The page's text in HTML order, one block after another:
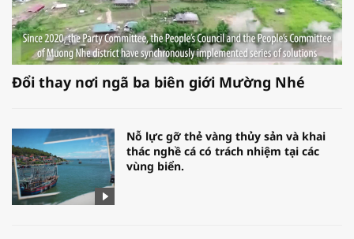
Đổi thay nơi ngã ba biên giới Mường Nhé
Nỗ lực gỡ thẻ vàng thủy sản và khai
thác nghề cá có trách nhiệm tại các
vùng biển.